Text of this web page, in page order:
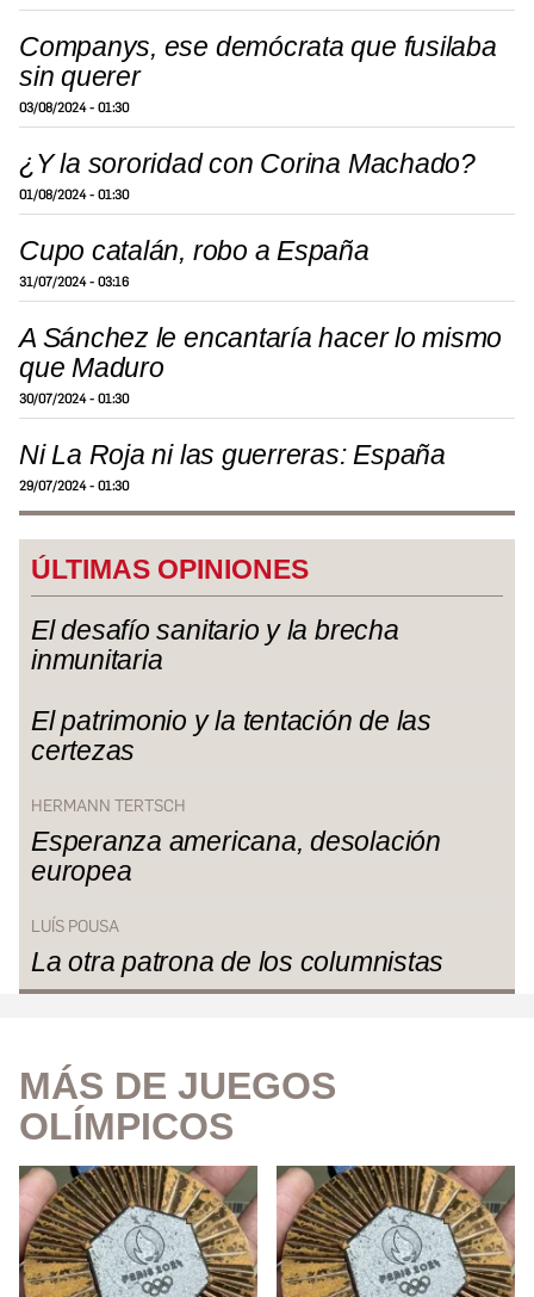
Companys, ese demócrata que fusilaba
sin querer
03/08/2024 - 01:30
¿Y la sororidad con Corina Machado?
01/08/2024 - 01:30
Cupo catalán, robo a España
31/07/2024 - 03:16
A Sánchez le encantaría hacer lo mismo
que Maduro
30/07/2024 - 01:30
Ni La Roja ni las guerreras: España
29/07/2024 - 01:30
ÚLTIMAS OPINIONES
El desafío sanitario y la brecha
inmunitaria
El patrimonio y la tentación de las
certezas
HERMANN TERTSCH
Esperanza americana, desolación
europea
LUÍS POUSA
La otra patrona de los columnistas
MÁS DE JUEGOS
OLÍMPICOS